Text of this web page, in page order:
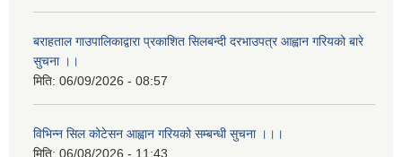
बराहताल गाउपालिकाद्वारा प्रकाशित सिलबन्दी दरभाउपत्र आह्वान गरियको बारे
सुचना ।।
मिति: 06/09/2026 - 08:57
विभिन्न सिल कोटेसन आह्वान गरियको सम्बन्धी सुचना ।।।
मिति: 06/08/2026 - 11:43